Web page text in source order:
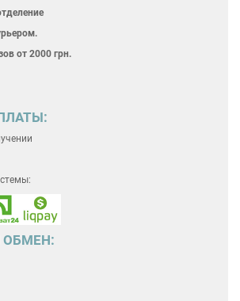
от 2000 грн.
ОБМЕН: